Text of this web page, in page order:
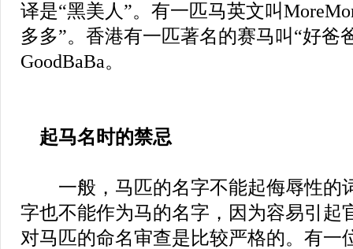
译是“黑美人”。有一匹马英文叫
多多”。香港有一匹著名的赛马叫“好爸
GoodBaBa。
起马名时的禁忌
一般，马匹的名字不能起侮辱性的
字也不能作为马的名字，因为容易引起
对马匹的命名审查是比较严格的。有一